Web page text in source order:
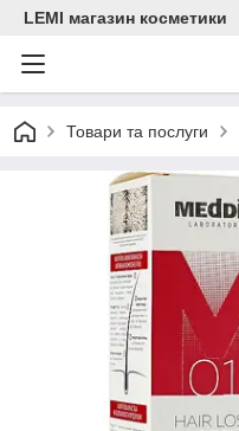
LEMI магазин косметики
Товари та послуги